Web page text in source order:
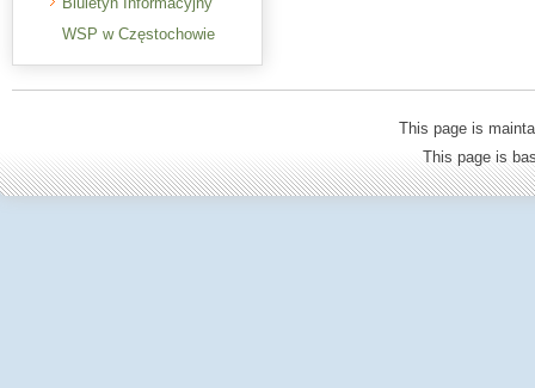
WSP w Częstochowie
This page is
This page is